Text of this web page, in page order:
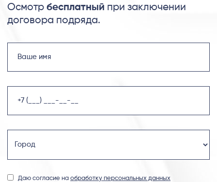
Осмотр бесплатный при заключении
договора подряда.
Даю согласие на обработку персональных данных